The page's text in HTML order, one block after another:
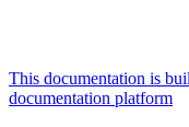
This documentation is
documentation platform